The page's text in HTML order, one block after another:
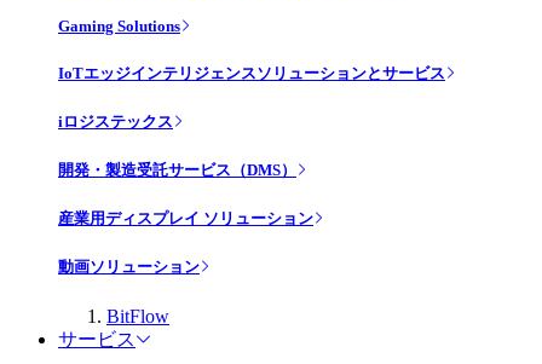
Gaming Solutions
IoTエッジインテリジェンスソリューションとサービス
iロジステックス
開発・製造受託サービス（DMS）
産業用ディスプレイ ソリューション
動画ソリューション
BitFlow
サービス